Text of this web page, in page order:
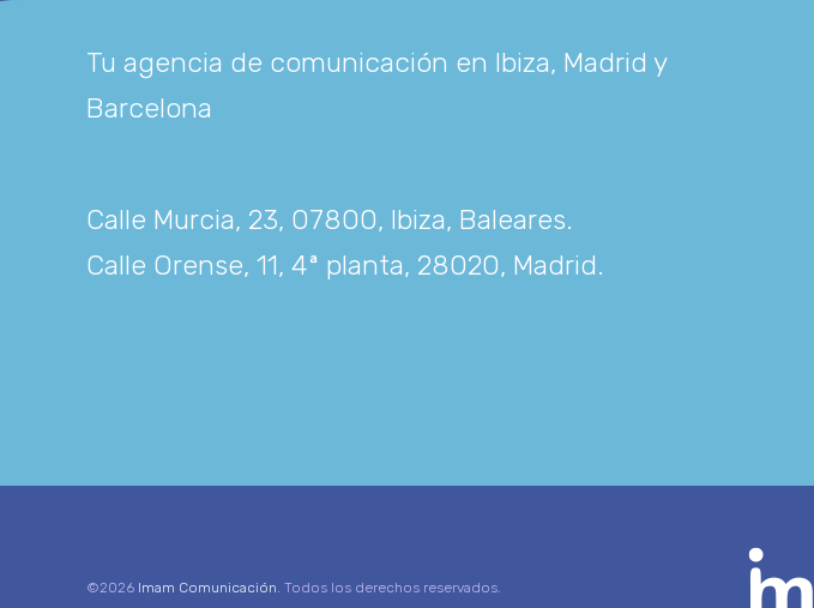
Tu agencia de comunicación en Ibiza, Madrid y
Barcelona
Calle Murcia, 23, 07800, Ibiza, Baleares.
Calle Orense, 11, 4ª planta, 28020, Madrid.
©2026 Imam Comunicación. Todos los derechos reservados.